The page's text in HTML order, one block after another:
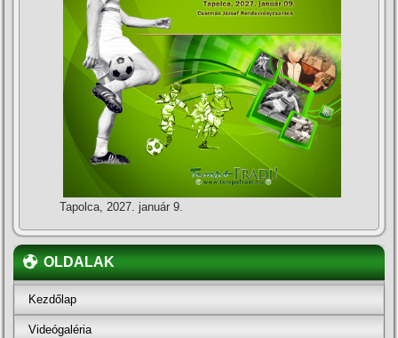
Tapolca, 2027. január 9.
OLDALAK
Kezdőlap
Videógaléria